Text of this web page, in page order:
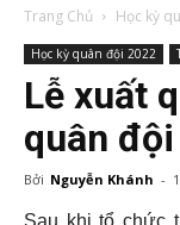
Trang Chủ Học kỳ
Học kỳ quân đội 2022
Lễ xuất
quân
Bởi Nguyễn Khánh -
Sau khi tổ chức